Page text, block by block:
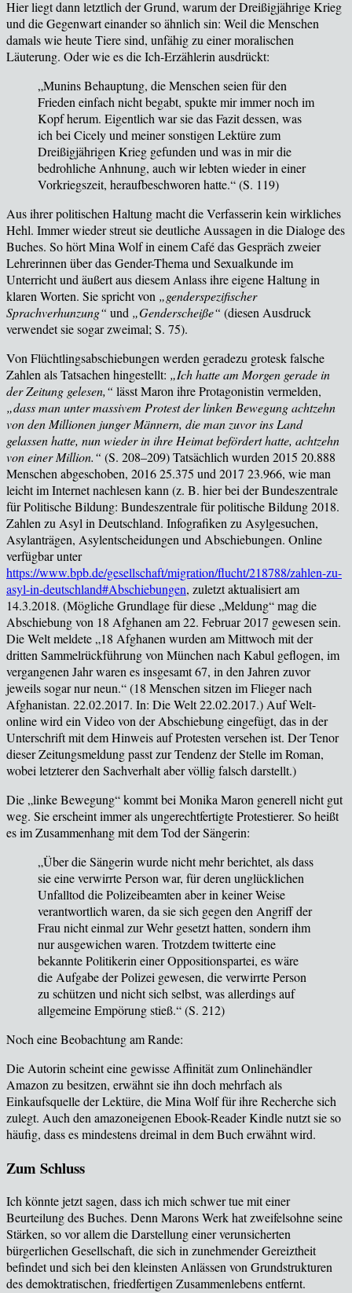
Hier liegt dann letztlich der Grund, warum der Dreißigjährige Krieg
und die Gegenwart einander so ähnlich sin: Weil die Menschen
damals wie heute Tiere sind, unfähig zu einer moralischen
Läuterung. Oder wie es die Ich-Erzählerin ausdrückt:
„Munins Behauptung, die Menschen seien für den
Frieden einfach nicht begabt, spukte mir immer noch im
Kopf herum. Eigentlich war sie das Fazit dessen, was
ich bei Cicely und meiner sonstigen Lektüre zum
Dreißigjährigen Krieg gefunden und was in mir die
bedrohliche Anhnung, auch wir lebten wieder in einer
Vorkriegszeit, heraufbeschworen hatte.“ (S. 119)
Aus ihrer politischen Haltung macht die Verfasserin kein wirkliches
Hehl. Immer wieder streut sie deutliche Aussagen in die Dialoge des
Buches. So hört Mina Wolf in einem Café das Gespräch zweier
Lehrerinnen über das Gender-Thema und Sexualkunde im
Unterricht und äußert aus diesem Anlass ihre eigene Haltung in
klaren Worten. Sie spricht von „genderspezifischer
Sprachverhunzung“ und „Genderscheiße“ (diesen Ausdruck
verwendet sie sogar zweimal; S. 75).
Von Flüchtlingsabschiebungen werden geradezu grotesk falsche
Zahlen als Tatsachen hingestellt: „Ich hatte am Morgen gerade in
der Zeitung gelesen,“ lässt Maron ihre Protagonistin vermelden,
„dass man unter massivem Protest der linken Bewegung achtzehn
von den Millionen junger Männern, die man zuvor ins Land
gelassen hatte, nun wieder in ihre Heimat befördert hatte, achtzehn
von einer Million.“ (S. 208–209) Tatsächlich wurden 2015 20.888
Menschen abgeschoben, 2016 25.375 und 2017 23.966, wie man
leicht im Internet nachlesen kann (z. B. hier bei der Bundeszentrale
für Politische Bildung: Bundeszentrale für politische Bildung 2018.
Zahlen zu Asyl in Deutschland. Infografiken zu Asylgesuchen,
Asylanträgen, Asylentscheidungen und Abschiebungen. Online
verfügbar unter
https://www.bpb.de/gesellschaft/migration/flucht/218788/zahlen-zu-
asyl-in-deutschland#Abschiebungen, zuletzt aktualisiert am
14.3.2018. (Mögliche Grundlage für diese „Meldung“ mag die
Abschiebung von 18 Afghanen am 22. Februar 2017 gewesen sein.
Die Welt meldete „18 Afghanen wurden am Mittwoch mit der
dritten Sammelrückführung von München nach Kabul geflogen, im
vergangenen Jahr waren es insgesamt 67, in den Jahren zuvor
jeweils sogar nur neun.“ (18 Menschen sitzen im Flieger nach
Afghanistan. 22.02.2017. In: Die Welt 22.02.2017.) Auf Welt-
online wird ein Video von der Abschiebung eingefügt, das in der
Unterschrift mit dem Hinweis auf Protesten versehen ist. Der Tenor
dieser Zeitungsmeldung passt zur Tendenz der Stelle im Roman,
wobei letzterer den Sachverhalt aber völlig falsch darstellt.)
Die „linke Bewegung“ kommt bei Monika Maron generell nicht gut
weg. Sie erscheint immer als ungerechtfertigte Protestierer. So heißt
es im Zusammenhang mit dem Tod der Sängerin:
„Über die Sängerin wurde nicht mehr berichtet, als dass
sie eine verwirrte Person war, für deren unglücklichen
Unfalltod die Polizeibeamten aber in keiner Weise
verantwortlich waren, da sie sich gegen den Angriff der
Frau nicht einmal zur Wehr gesetzt hatten, sondern ihm
nur ausgewichen waren. Trotzdem twitterte eine
bekannte Politikerin einer Oppositionspartei, es wäre
die Aufgabe der Polizei gewesen, die verwirrte Person
zu schützen und nicht sich selbst, was allerdings auf
allgemeine Empörung stieß.“ (S. 212)
Noch eine Beobachtung am Rande:
Die Autorin scheint eine gewisse Affinität zum Onlinehändler
Amazon zu besitzen, erwähnt sie ihn doch mehrfach als
Einkaufsquelle der Lektüre, die Mina Wolf für ihre Recherche sich
zulegt. Auch den amazoneigenen Ebook-Reader Kindle nutzt sie so
häufig, dass es mindestens dreimal in dem Buch erwähnt wird.
Zum Schluss
Ich könnte jetzt sagen, dass ich mich schwer tue mit einer
Beurteilung des Buches. Denn Marons Werk hat zweifelsohne seine
Stärken, so vor allem die Darstellung einer verunsicherten
bürgerlichen Gesellschaft, die sich in zunehmender Gereiztheit
befindet und sich bei den kleinsten Anlässen von Grundstrukturen
des demoktratischen, friedfertigen Zusammenlebens entfernt.